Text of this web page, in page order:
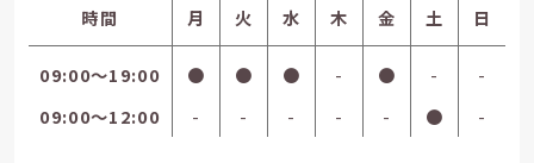
時間 月 火 水 木 金 土 日
09:00〜19:00 ● ● ● - ● -
-
09:00〜12:00
- - - - - ● -